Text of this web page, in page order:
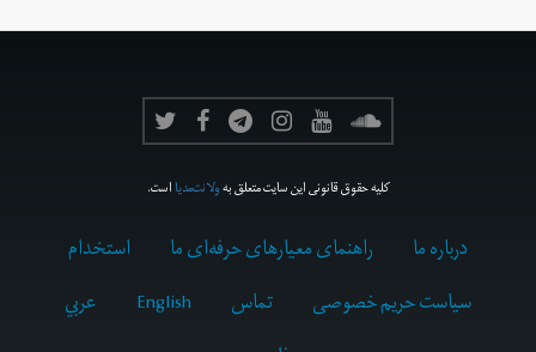
کلیه حقوق قانونی این سایت متعلق بهولانت‌مدیااست.
درباره ما راهنمای معیارهای حرفه‌ای ما
استخدام
سیاست حریم خصوصی
تماس English
عربي